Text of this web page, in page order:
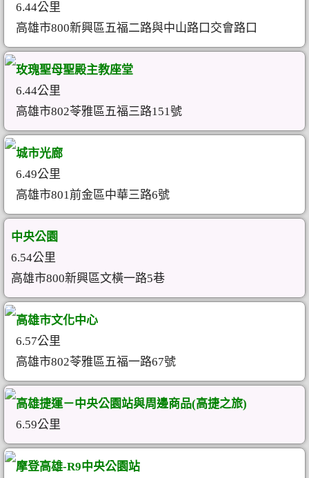
6.44公里
高雄市800新興區五福二路與中山路口交會路口
玫瑰聖母聖殿主教座堂
6.44公里
高雄市802苓雅區五福三路151號
城市光廊
6.49公里
高雄市801前金區中華三路6號
中央公園
6.54公里
高雄市800新興區文橫一路5巷
高雄市文化中心
6.57公里
高雄市802苓雅區五福一路67號
高雄捷運－中央公園站與周邊商品(高捷之旅)
6.59公里
摩登高雄-R9中央公園站